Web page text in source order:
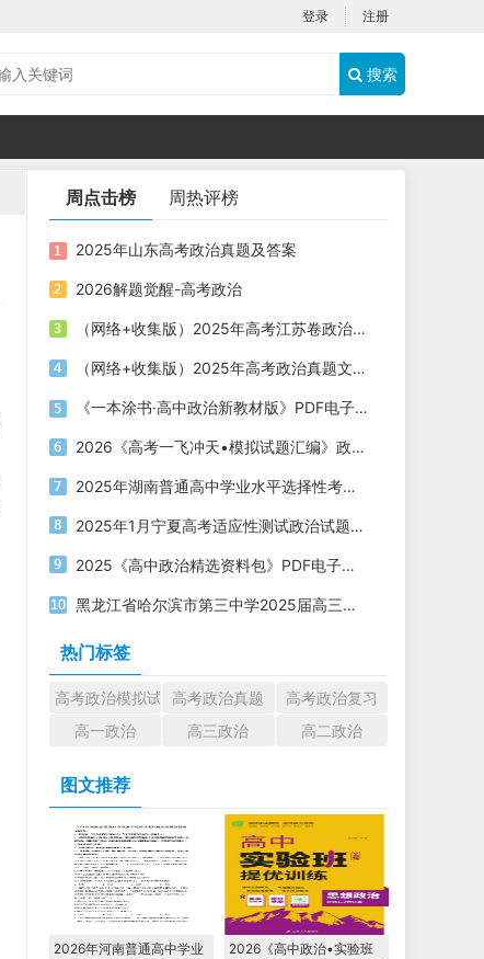
登录 注册
搜索
周点击榜 周热评榜
2025年山东高考政治真题及答案
2026解题觉醒-高考政治
（网络+收集版）2025年高考江苏卷政治高考真题文档版（含答案）
（网络+收集版）2025年高考政治真题文档版（含答案）适用地区：陕西、山西、宁夏、青海
《一本涂书·高中政治新教材版》PDF电子版下载
2026《高考一飞冲天•模拟试题汇编》政治真题卷
2025年湖南普通高中学业水平选择性考试政治真题及答案
2025年1月宁夏高考适应性测试政治试题及答案
2025《高中政治精选资料包》PDF电子版下载
黑龙江省哈尔滨市第三中学2025届高三第三次模拟考试政治试题
热门标签
高考政治模拟试题高考政治真题
高考政治复习
高一政治
高三政治 高二政治
图文推荐
2026年河南普通高中学业
2026《高中政治•实验班